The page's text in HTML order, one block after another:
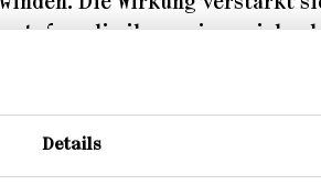
Details
die ihnen eine